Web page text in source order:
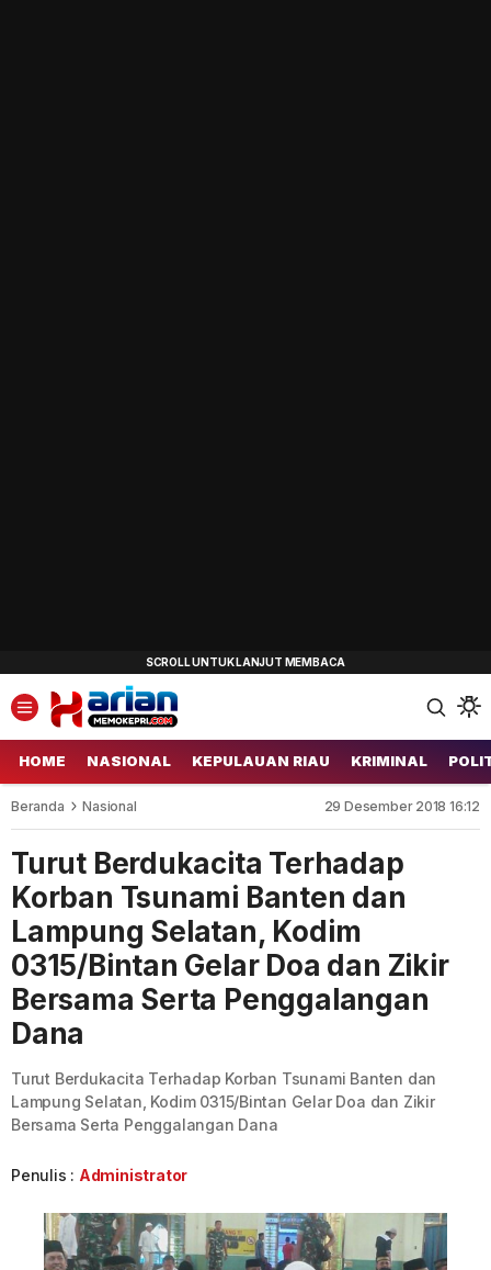
HOME NASIONAL KEPULAUAN RIAU KRIMINAL
Beranda Nasional 29 Desember 2018 16:12
Turut Berdukacita Terhadap
Korban Tsunami Banten dan
Lampung Selatan, Kodim
0315/Bintan Gelar Doa dan Zikir
Bersama Serta Penggalangan
Dana
Turut Berdukacita Terhadap Korban Tsunami Banten dan
Lampung Selatan, Kodim 0315/Bintan Gelar Doa dan Zikir
Bersama Serta Penggalangan Dana
Penulis : Administrator